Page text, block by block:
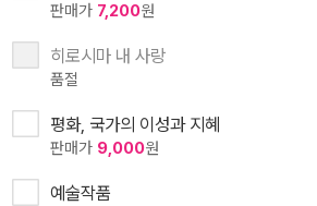
판매가 7,200원
히로시마 내 사랑
품절
평화, 국가의 이성과 지혜
판매가 9,000원
예술작품